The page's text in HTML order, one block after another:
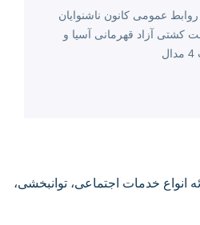
عمومی کانون ناشنوایان
کشتی آزاد قهرمانی آسیا و
انواع خدمات اجتماعی، توانبخشی،